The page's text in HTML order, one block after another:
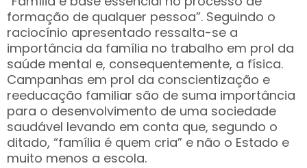
formação de qualquer pessoa”. Seguindo o
raciocínio apresentado ressalta-se a
importância da família no trabalho em prol da
saúde mental e, consequentemente, a física.
Campanhas em prol da conscientização e
reeducação familiar são de suma importância
para o desenvolvimento de uma sociedade
saudável levando em conta que, segundo o
ditado, “família é quem cria” e não o Estado e
muito menos a escola.